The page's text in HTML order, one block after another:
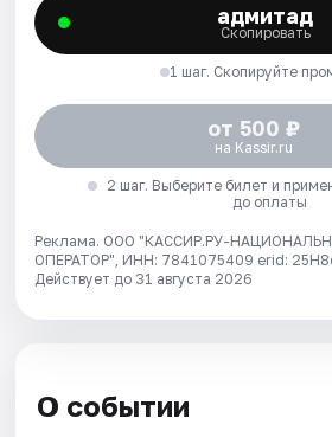
адмитад
Скопировать
1 шаг. Скопируйте
от 500 ₽
на Kassir.ru
2 шаг. Выберите билет и
до оплаты
Реклама. ООО "КАССИР.РУ-
ОПЕРАТОР", ИНН: 7841075409 erid:
Действует до 31 августа 2026
О событии